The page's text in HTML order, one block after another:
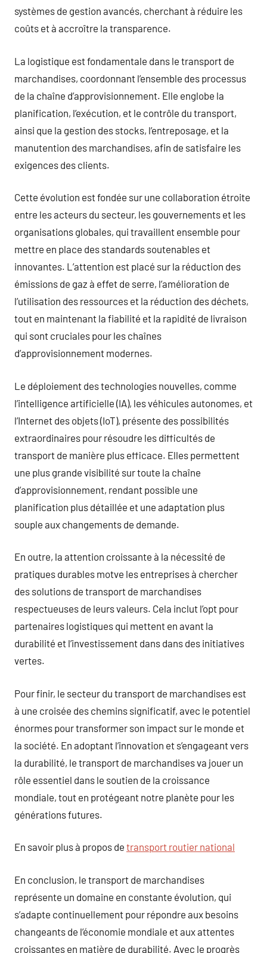
systèmes de gestion avancés, cherchant à réduire les
coûts et à accroître la transparence.
La logistique est fondamentale dans le transport de
marchandises, coordonnant l’ensemble des processus
de la chaîne d’approvisionnement. Elle englobe la
planification, l’exécution, et le contrôle du transport,
ainsi que la gestion des stocks, l’entreposage, et la
manutention des marchandises, afin de satisfaire les
exigences des clients.
Cette évolution est fondée sur une collaboration étroite
entre les acteurs du secteur, les gouvernements et les
organisations globales, qui travaillent ensemble pour
mettre en place des standards soutenables et
innovantes. L’attention est placé sur la réduction des
émissions de gaz à effet de serre, l’amélioration de
l’utilisation des ressources et la réduction des déchets,
tout en maintenant la fiabilité et la rapidité de livraison
qui sont cruciales pour les chaînes
d’approvisionnement modernes.
Le déploiement des technologies nouvelles, comme
l’intelligence artificielle (IA), les véhicules autonomes, et
l’Internet des objets (IoT), présente des possibilités
extraordinaires pour résoudre les difficultés de
transport de manière plus efficace. Elles permettent
une plus grande visibilité sur toute la chaîne
d’approvisionnement, rendant possible une
planification plus détaillée et une adaptation plus
souple aux changements de demande.
En outre, la attention croissante à la nécessité de
pratiques durables motve les entreprises à chercher
des solutions de transport de marchandises
respectueuses de leurs valeurs. Cela inclut l’opt pour
partenaires logistiques qui mettent en avant la
durabilité et l’investissement dans dans des initiatives
vertes.
Pour finir, le secteur du transport de marchandises est
à une croisée des chemins significatif, avec le potentiel
énormes pour transformer son impact sur le monde et
la société. En adoptant l’innovation et s’engageant vers
la durabilité, le transport de marchandises va jouer un
rôle essentiel dans le soutien de la croissance
mondiale, tout en protégeant notre planète pour les
générations futures.
En savoir plus à propos de transport routier national
En conclusion, le transport de marchandises
représente un domaine en constante évolution, qui
s’adapte continuellement pour répondre aux besoins
changeants de l’économie mondiale et aux attentes
croissantes en matière de durabilité. Avec le progrès